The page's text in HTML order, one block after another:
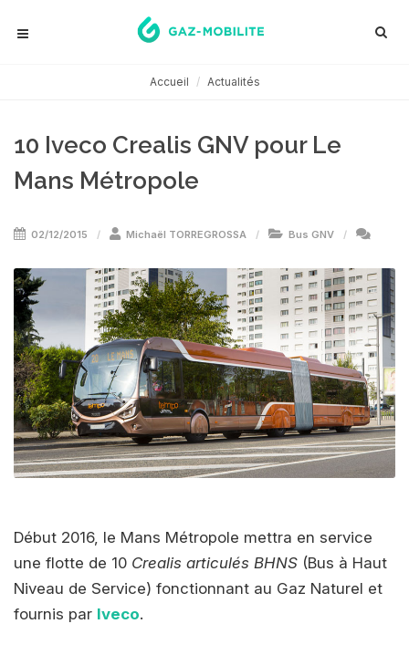
Accueil Actualités
10 Iveco Crealis GNV pour Le
Mans Métropole
02/12/2015 Michaël TORREGROSSA Bus GNV
Début 2016, le Mans Métropole mettra en service
une flotte de 10 Crealis articulés BHNS (Bus à Haut
Niveau de Service) fonctionnant au Gaz Naturel et
fournis par Iveco.